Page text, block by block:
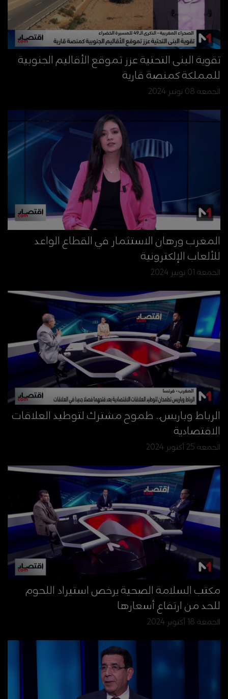
تقوية البنى التحتية عزز تموقع الأقاليم الجنوبية
للمملكة كمنصة قارية
الجمعة 08 نونبر 2024
المغرب ورهان الاستثمار في القطاع الواعد
للألعاب الإلكترونية
الجمعة 01 نونبر 2024
الرباط وباريس.. طموح مشترك لتوطيد العلاقات
الاقتصادية
الجمعة 25 أكتوبر 2024
مكتب السلامة الصحية يرخص استيراد اللحوم
للحد من ارتفاع أسعارها
الجمعة 18 أكتوبر 2024